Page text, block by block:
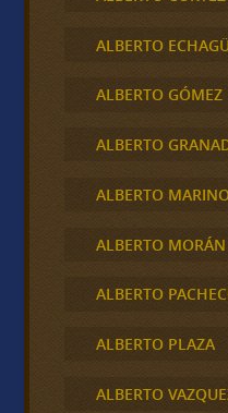
ALBERTO
ALBERTO GÓMEZ
ALBERTO
ALBERTO
ALBERTO MORÁN
ALBERTO
ALBERTO PLAZA
ALBERTO